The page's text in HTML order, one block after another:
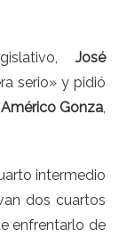
José
serio» y pidió
Américo Gonza,
intermedio
dos cuartos
enfrentarlo de